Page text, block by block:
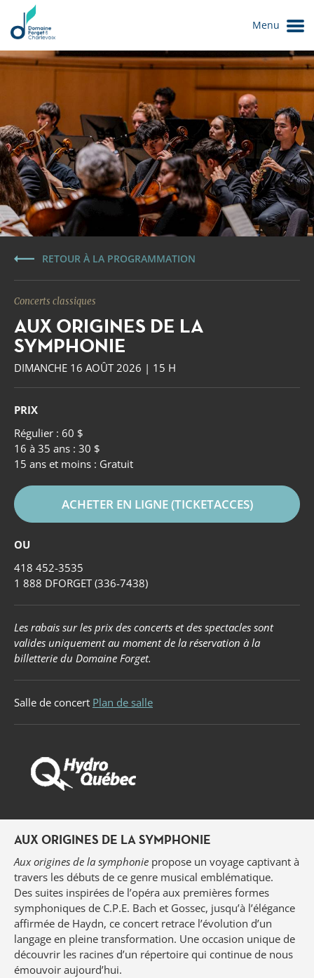
Le Domaine
Forget
Menu
RETOUR À LA PROGRAMMATION
Concerts classiques
AUX ORIGINES DE LA
SYMPHONIE
DIMANCHE 16 AOÛT 2026 | 15 H
PRIX
Régulier : 60 $
16 à 35 ans : 30 $
15 ans et moins : Gratuit
ACHETER EN LIGNE (TICKETACCES)
OU
418 452-3535
1 888 DFORGET (336-7438)
Les rabais sur les prix des concerts et des spectacles sont
valides uniquement au moment de la réservation à la
billetterie du Domaine Forget.
Salle de concert Plan de salle
AUX ORIGINES DE LA SYMPHONIE
Aux origines de la symphonie propose un voyage captivant à
travers les débuts de ce genre musical emblématique.
Des suites inspirées de l’opéra aux premières formes
symphoniques de C.P.E. Bach et Gossec, jusqu’à l’élégance
affirmée de Haydn, ce concert retrace l’évolution d’un
langage en pleine transformation. Une occasion unique de
découvrir les racines d’un répertoire qui continue de nous
émouvoir aujourd’hui.